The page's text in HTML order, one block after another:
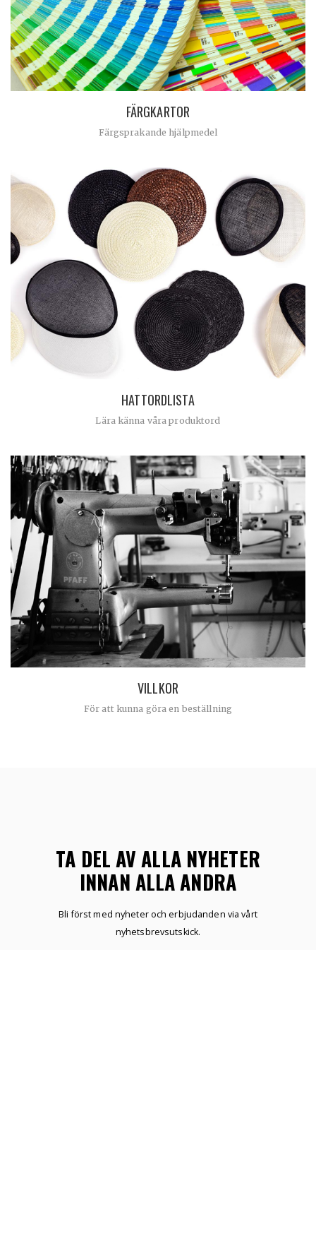
FÄRGKARTOR
Färgsprakande hjälpmedel
HATTORDLISTA
Lära känna våra produktord
VILLKOR
För att kunna göra en beställning
TA DEL AV ALLA NYHETER
INNAN ALLA ANDRA
Bli först med nyheter och erbjudanden via vårt
nyhetsbrevsutskick.